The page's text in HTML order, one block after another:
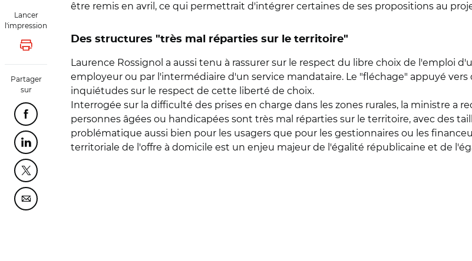
Lancer
l'impression
Lancer l'impression
Partager
sur
Partager cette page sur Facebook
Partager cette page sur Linkedin
Partager cette page sur Twitter
Partager cette page sur Courriel
être remis en avril, ce qui permettrait d'intégrer certaines de ses propositions au
Des structures "très mal réparties sur le territoire"
Laurence Rossignol a aussi tenu à rassurer sur le respect du libre choix de l'emploi
employeur ou par l'intermédiaire d'un service mandataire. Le "fléchage" appuyé
inquiétudes sur le respect de cette liberté de choix.
Interrogée sur la difficulté des prises en charge dans les zones rurales, la ministre a
personnes âgées ou handicapées sont très mal réparties sur le territoire, avec des
problématique aussi bien pour les usagers que pour les gestionnaires ou les
territoriale de l'offre à domicile est un enjeu majeur de l'égalité républicaine et de